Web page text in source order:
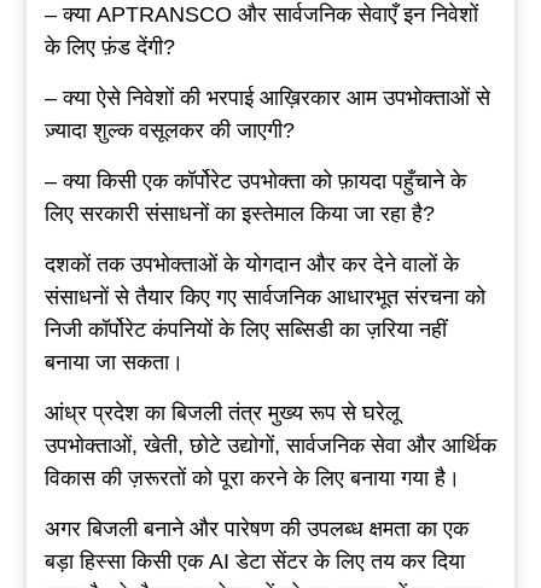
– क्या APTRANSCO और सार्वजनिक सेवाएँ इन निवेशों
के लिए फ़ंड देंगी?
– क्या ऐसे निवेशों की भरपाई आख़िरकार आम उपभोक्ताओं से
ज़्यादा शुल्क वसूलकर की जाएगी?
– क्या किसी एक कॉर्पोरेट उपभोक्ता को फ़ायदा पहुँचाने के
लिए सरकारी संसाधनों का इस्तेमाल किया जा रहा है?
दशकों तक उपभोक्ताओं के योगदान और कर देने वालों के
संसाधनों से तैयार किए गए सार्वजनिक आधारभूत संरचना को
निजी कॉर्पोरेट कंपनियों के लिए सब्सिडी का ज़रिया नहीं
बनाया जा सकता।
आंध्र प्रदेश का बिजली तंत्र मुख्य रूप से घरेलू
उपभोक्ताओं, खेती, छोटे उद्योगों, सार्वजनिक सेवा और आर्थिक
विकास की ज़रूरतों को पूरा करने के लिए बनाया गया है।
अगर बिजली बनाने और पारेषण की उपलब्ध क्षमता का एक
बड़ा हिस्सा किसी एक AI डेटा सेंटर के लिए तय कर दिया